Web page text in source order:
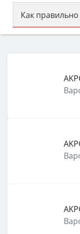
Как
Сначала
затем
функции
защита от